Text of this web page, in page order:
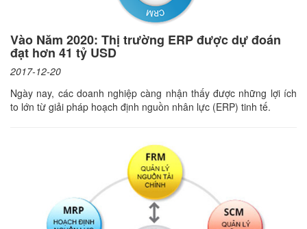
Vào Năm 2020: Thị trường ERP được dự đoán
đạt hơn 41 tỷ USD
2017-12-20
Ngày nay, các doanh nghiệp càng nhận thấy được những lợi ích
to lớn từ giải pháp hoạch định nguồn nhân lực (ERP) tinh tế.